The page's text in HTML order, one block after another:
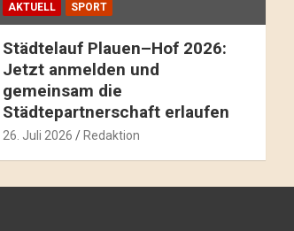
AKTUELL SPORT
Städtelauf Plauen–Hof 2026:
Jetzt anmelden und
gemeinsam die
Städtepartnerschaft erlaufen
26. Juli 2026 Redaktion